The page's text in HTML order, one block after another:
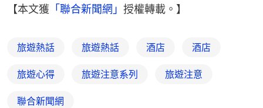
【本文獲 「聯合新聞網」 授權轉載。】
旅遊熱話 旅遊熱話 酒店 酒店
旅遊心得 旅遊注意系列 旅遊注意
聯合新聞網